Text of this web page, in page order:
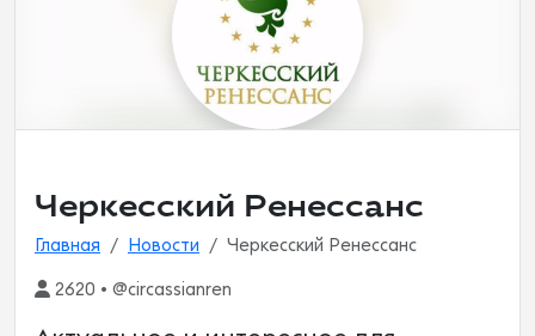
Черкесский Ренессанс
Главная Новости Черкесский Ренессанс
2620 • @circassianren